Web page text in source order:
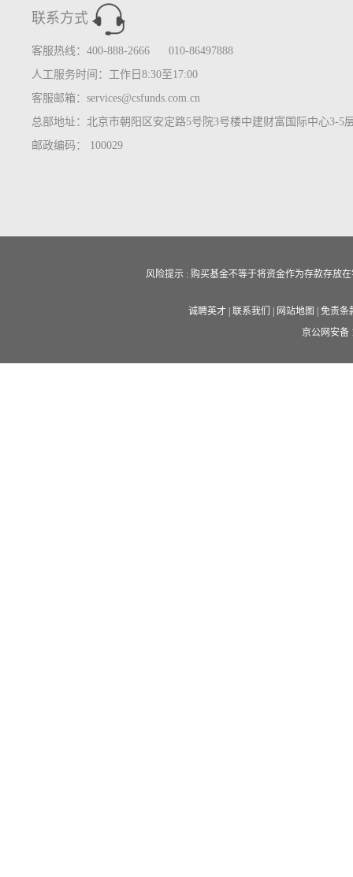
联系方式
客服热线：400-888-2666 010-86497888
人工服务时间：工作日8:30至17:00
客服邮箱：services@csfunds.com.cn
总部地址：北京市朝阳区安定路5号院3号楼中建财富国际中心3-5
邮政编码： 100029
风险提示 : 购买基金不等于将资金作为存款存放
诚聘英才 联系我们 网站地图
免责条
京公网安备